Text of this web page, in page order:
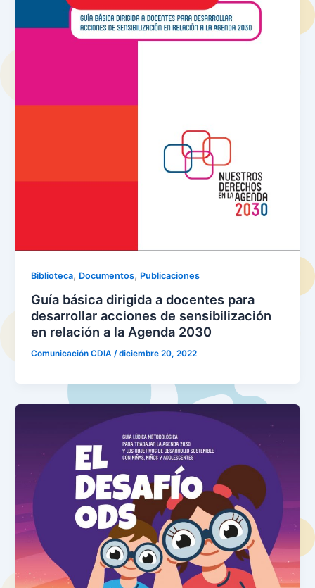
Biblioteca, Documentos, Publicaciones
Guía básica dirigida a docentes para
desarrollar acciones de sensibilización
en relación a la Agenda 2030
Comunicación CDIA/diciembre 20, 2022